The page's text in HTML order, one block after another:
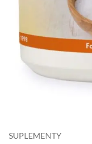
SUPLEMENTY